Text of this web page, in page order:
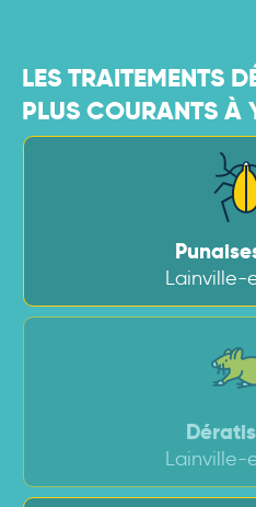
LES TRAITEMENTS
PLUS COURANTS À
Lainville-
Lainville-